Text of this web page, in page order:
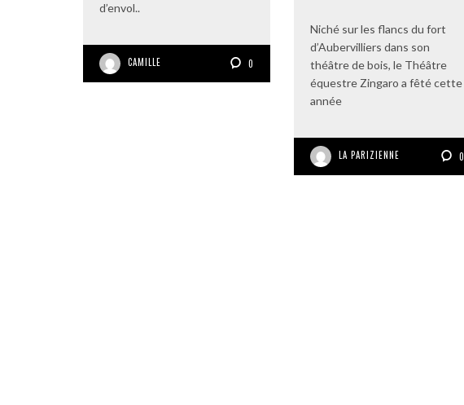
d’envol..
CAMILLE 0
Niché sur les flancs du fort
d’Aubervilliers dans son
théâtre de bois, le Théâtre
équestre Zingaro a fêté cette
année
LA PARIZIENNE 0